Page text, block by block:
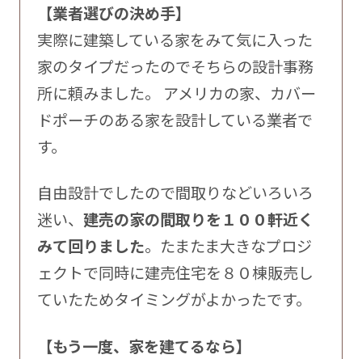
【業者選びの決め手】
実際に建築している家をみて気に入った
家のタイプだったのでそちらの設計事務
所に頼みました。 アメリカの家、カバー
ドポーチのある家を設計している業者で
す。
自由設計でしたので間取りなどいろいろ
迷い、 建売の家の間取りを１００軒近く
みて回りました。たまたま大きなプロジ
ェクトで同時に建売住宅を８０棟販売し
ていたためタイミングがよかったです。
【もう一度、家を建てるなら】